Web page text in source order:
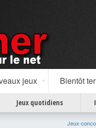
jeux Bientôt
Jeux quotidiens
Jeux-